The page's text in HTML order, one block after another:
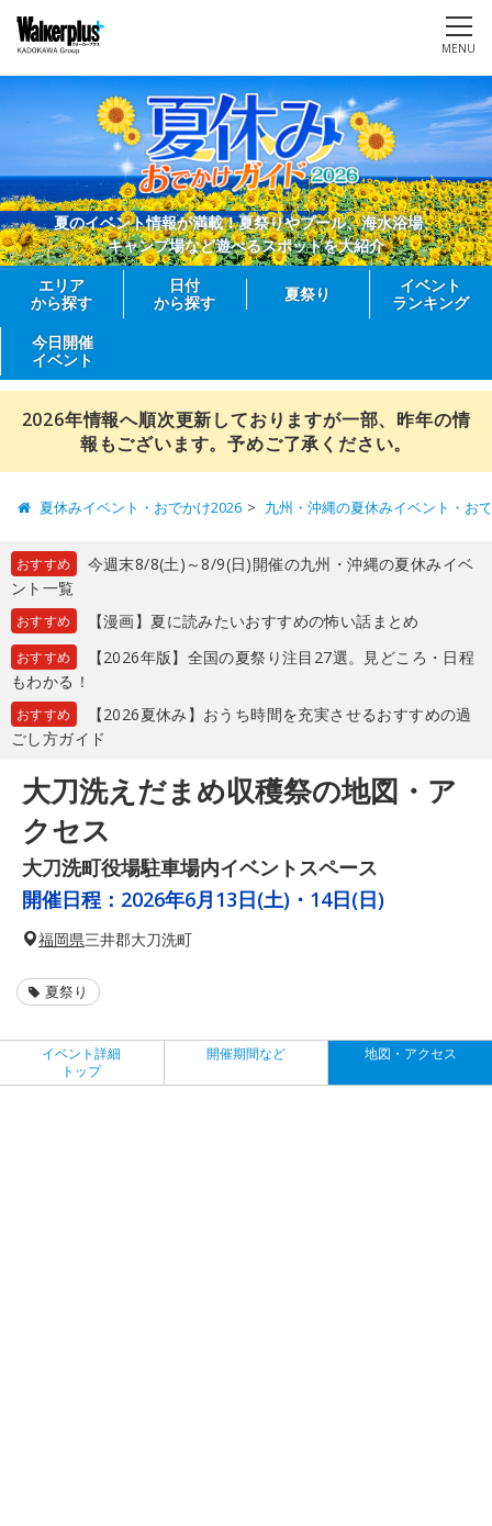
MENU
夏のイベント情報が満載！夏祭りやプール、海水浴場、
キャンプ場など遊べるスポットを大紹介
エリア
から探す
日付
から探す
夏祭り
イベント
ランキング
今日開催
イベント
2026年情報へ順次更新しておりますが一部、昨年の情
報もございます。予めご了承ください。
夏休みイベント・おでかけ2026 九州・沖縄の夏休みイベント・お
おすすめ
今週末8/8(土)～8/9(日)開催の九州・沖縄の夏休みイベ
ント一覧
おすすめ 【漫画】夏に読みたいおすすめの怖い話まとめ
おすすめ
【2026年版】全国の夏祭り注目27選。見どころ・日程
もわかる！
おすすめ
【2026夏休み】おうち時間を充実させるおすすめの過
ごし方ガイド
大刀洗えだまめ収穫祭の地図・ア
クセス
大刀洗町役場駐車場内イベントスペース
開催日程： 2026年6月13日(土)・14日(日)
福岡県三井郡大刀洗町
夏祭り
イベント詳細
トップ
開催期間など 地図・アクセス